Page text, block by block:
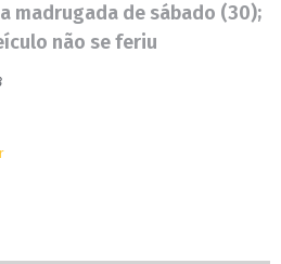
madrugada de sábado (30);
não se feriu